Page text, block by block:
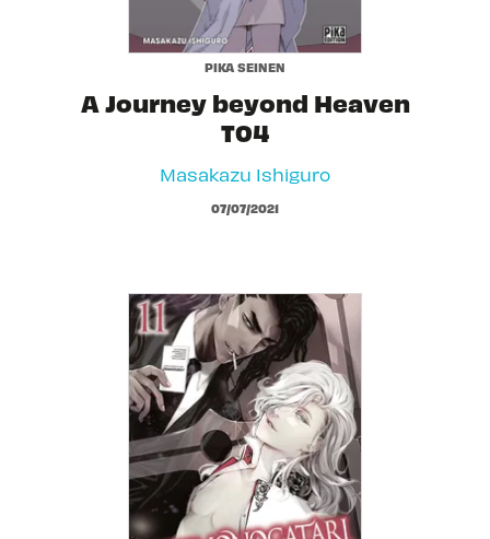
PIKA SEINEN
A Journey beyond Heaven
T04
Masakazu Ishiguro
07/07/2021